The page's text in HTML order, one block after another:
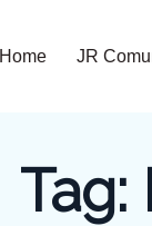
Home JR
Tag: